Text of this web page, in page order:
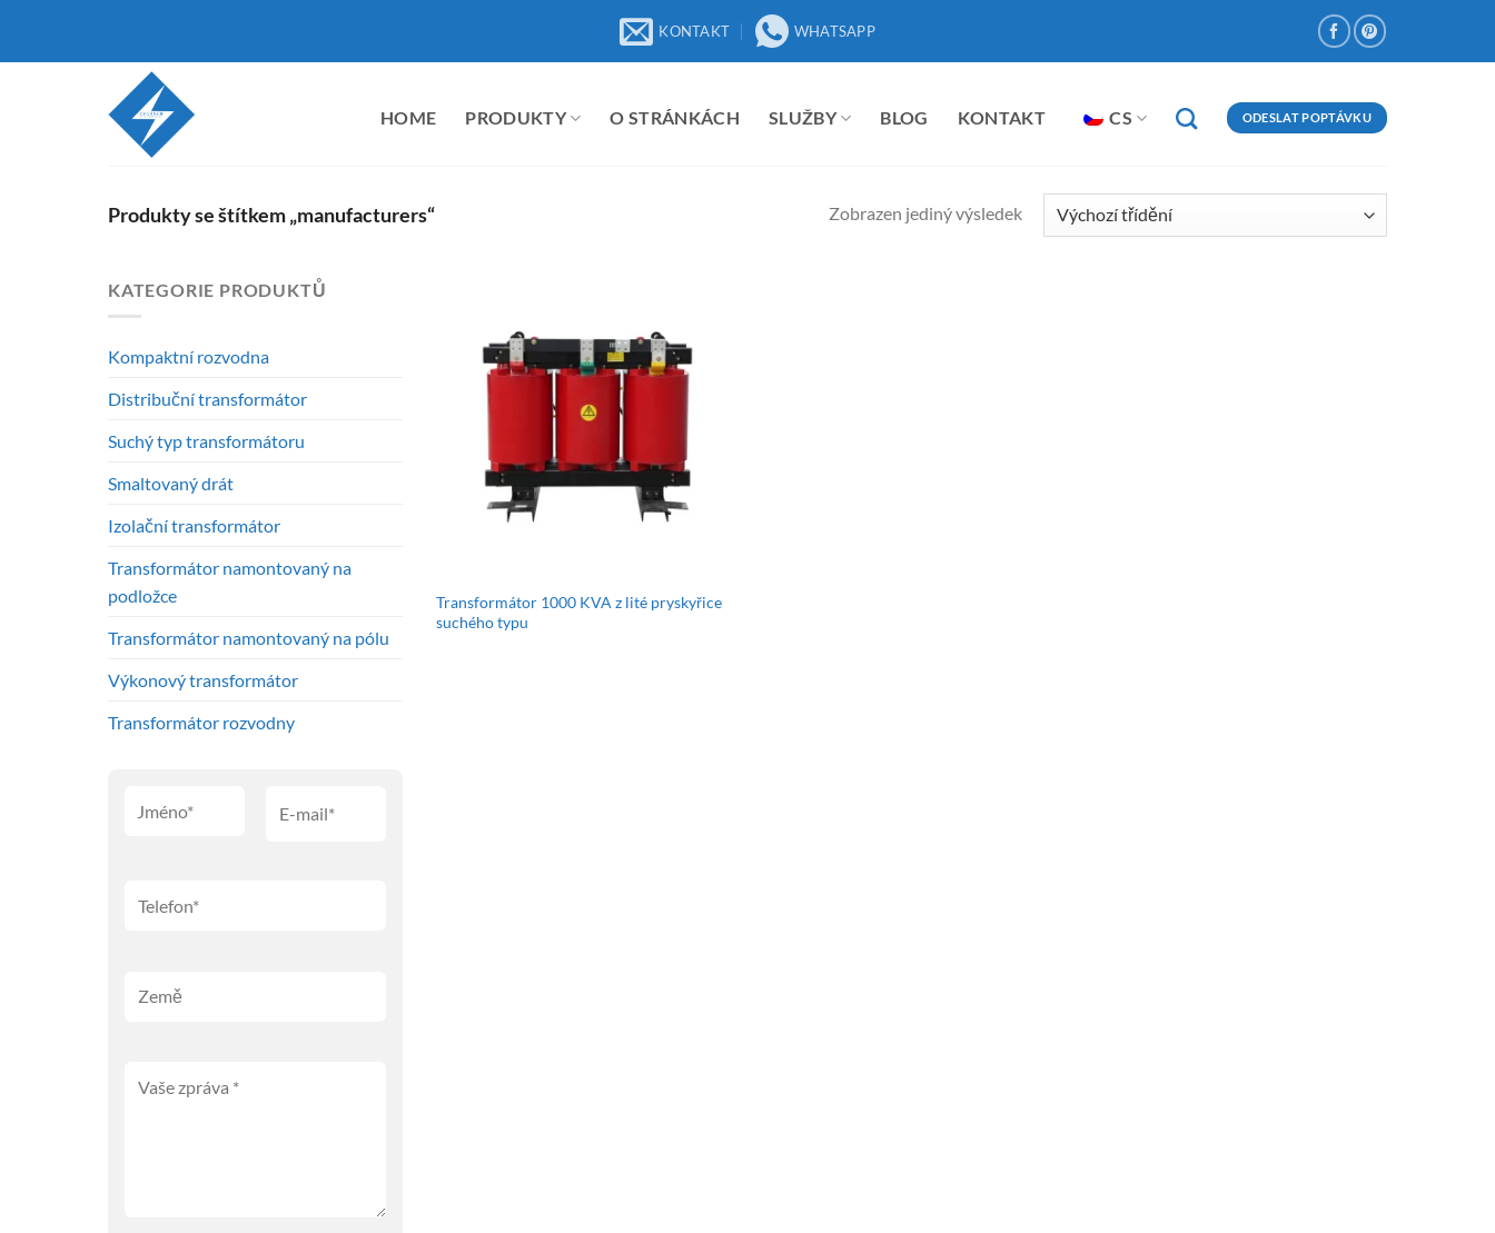
obsah
KONTAKT WHATSAPP
HOME PRODUKTY O STRÁNKÁCH SLUŽBY BLOG KONTAKT CS ODESLAT POPTÁVKU
Produkty se štítkem „manufacturers“ Zobrazen jediný výsledek
KATEGORIE PRODUKTŮ
Kompaktní rozvodna
Distribuční transformátor
Suchý typ transformátoru
Smaltovaný drát
Izolační transformátor
Transformátor namontovaný na
podložce
Transformátor namontovaný na pólu
Výkonový transformátor
Transformátor rozvodny
Transformátor 1000 KVA z lité pryskyřice
suchého typu